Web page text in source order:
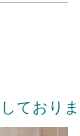
ており